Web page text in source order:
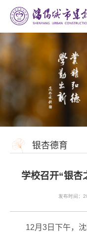
银杏德育
学校召开“银杏
发布时间：
12月3日下午，